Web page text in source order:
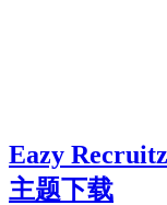
Eazy
主题下载